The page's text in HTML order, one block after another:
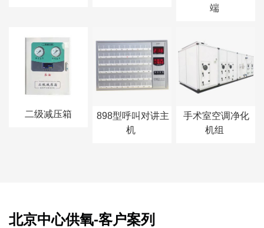
端
二级减压箱
898型呼叫对讲主
机
手术室空调净化
机组
北京中心供氧-客户案列